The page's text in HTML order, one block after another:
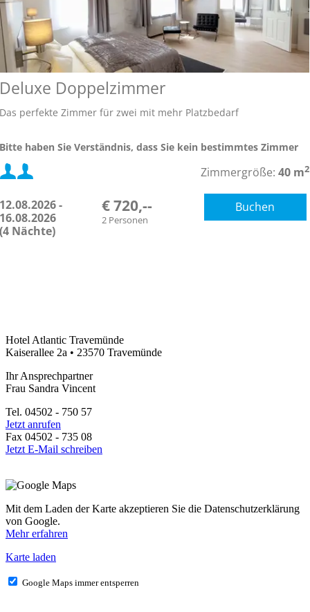
Deluxe Doppelzimmer
Das perfekte Zimmer für zwei mit mehr Platzbedarf
Bitte haben Sie Verständnis, dass Sie kein bestimmtes Zimmer
buchen können.
Die Bilder zeigen Beispiele der einzelnen Kategorien.
befinden sich auf 3 Etagen ohne Aufzug!
Mindestbelegung:
Maximalbelegung:
Zimmergröße:40 m2
12.08.2026 -
16.08.2026
(4 Nächte)
€ 720,--
2 Personen
Buchen
Hotel Atlantic Travemünde
Kaiserallee 2a • 23570 Travemünde
Ihr Ansprechpartner
Frau Sandra Vincent
Tel. 04502 - 750 57
Jetzt anrufen
Fax 04502 - 735 08
Jetzt E-Mail schreiben
Mit dem Laden der Karte akzeptieren Sie die Datenschutzerklärung
von Google.
Mehr erfahren
Karte laden
Google Maps immer entsperren